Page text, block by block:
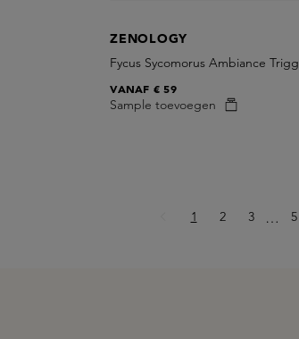
ZENOLOGY
Fycus Sycomorus Ambiance
Sample toevoegen
VANAF € 59
Pagina
1 Pagina
2 Pagina
3 Ellipsis
… 5